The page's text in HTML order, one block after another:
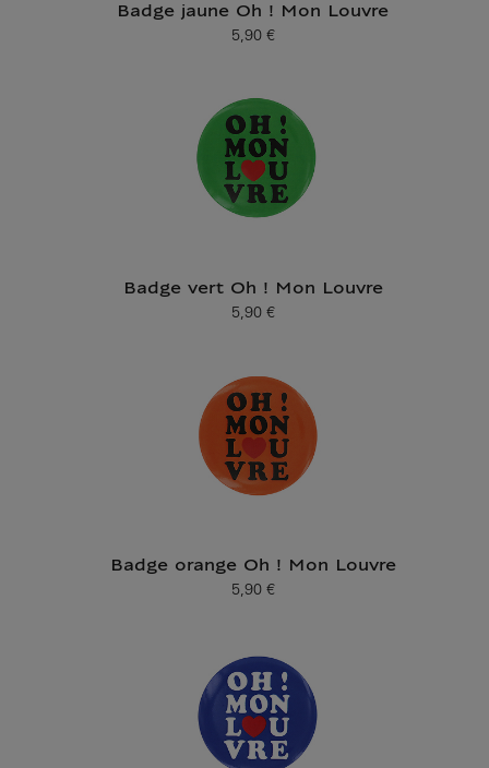
Badge jaune Oh ! Mon Louvre
Prix ​​actuel
5,90 €
Badge vert Oh ! Mon Louvre
Prix ​​actuel
5,90 €
Badge orange Oh ! Mon Louvre
Prix ​​actuel
5,90 €